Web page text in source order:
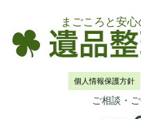
まごころと安
個人情報保護方針
ご相談・